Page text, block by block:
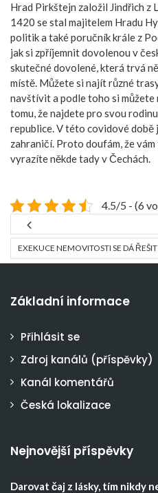
Hrad Pirkštejn založil Jindřich z
1420 se stal majitelem Hradu
politik a také poručník krále z
jak si zpříjemnit dovolenou v
skutečné dovolené, která trvá
místě. Můžete si najít různé
navštívit a podle toho si
tomu, že najdete pro svou
republice. V této covidové době
zahraničí. Proto doufám, že
vyrazíte někde tady v Čechách.
4.5/5 - (6
EXEKUCE NEMOVITOSTI SE DÁ ŘEŠIT
Základní informace
Přihlásit se
Zdroj kanálů (příspěvky)
Kanál komentářů
Česká lokalizace
Nejnovější příspěvky
Darovat čaj z lásky, tím nikdy